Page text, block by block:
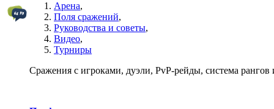
Арена,
Поля сражений,
Руководства и советы,
Видео,
Турниры
Сражения с игроками, дуэли, PvP-рейды, система рангов